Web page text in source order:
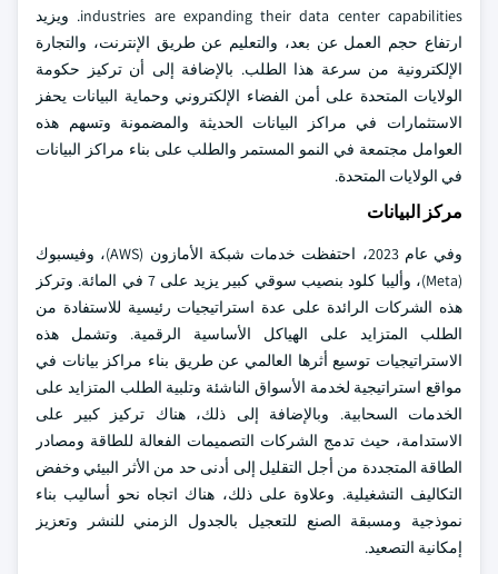
industries are expanding their data center capabilities. ويزيد
ارتفاع حجم العمل عن بعد، والتعليم عن طريق الإنترنت، والتجارة
الإلكترونية من سرعة هذا الطلب. بالإضافة إلى أن تركيز حكومة
الولايات المتحدة على أمن الفضاء الإلكتروني وحماية البيانات يحفز
الاستثمارات في مراكز البيانات الحديثة والمضمونة وتسهم هذه
العوامل مجتمعة في النمو المستمر والطلب على بناء مراكز البيانات
في الولايات المتحدة.
مركز البيانات
وفي عام 2023، احتفظت خدمات شبكة الأمازون (AWS)، وفيسبوك
(Meta)، وأليبا كلود بنصيب سوقي كبير يزيد على 7 في المائة. وتركز
هذه الشركات الرائدة على عدة استراتيجيات رئيسية للاستفادة من
الطلب المتزايد على الهياكل الأساسية الرقمية. وتشمل هذه
الاستراتيجيات توسيع أثرها العالمي عن طريق بناء مراكز بيانات في
مواقع استراتيجية لخدمة الأسواق الناشئة وتلبية الطلب المتزايد على
الخدمات السحابية. وبالإضافة إلى ذلك، هناك تركيز كبير على
الاستدامة، حيث تدمج الشركات التصميمات الفعالة للطاقة ومصادر
الطاقة المتجددة من أجل التقليل إلى أدنى حد من الأثر البيئي وخفض
التكاليف التشغيلية. وعلاوة على ذلك، هناك اتجاه نحو أساليب بناء
نموذجية ومسبقة الصنع للتعجيل بالجدول الزمني للنشر وتعزيز
إمكانية التصعيد.